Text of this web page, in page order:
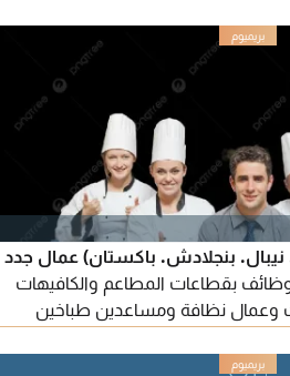
نيبال. بنجلادش. باكستان) عمال جدد
بقطاعات المطاعم والكافيهات
وعمال نظافة ومساعدين طباخين